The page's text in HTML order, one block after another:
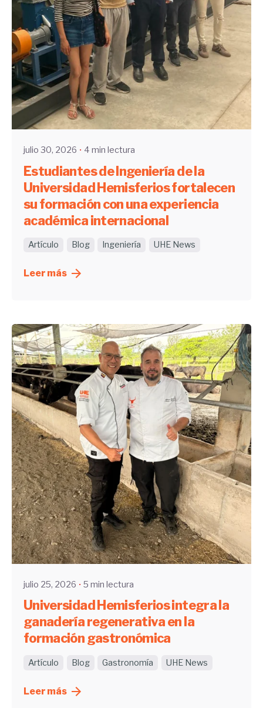
Enviado por
UHE
julio 30, 2026 4 min lectura
Estudiantes de Ingeniería de la
Universidad Hemisferios fortalecen
su formación con una experiencia
académica internacional
Artículo Blog Ingeniería UHE News
Leer más
Enviado por
UHE
julio 25, 2026 5 min lectura
Universidad Hemisferios integra la
ganadería regenerativa en la
formación gastronómica
Artículo Blog Gastronomía UHE News
Leer más